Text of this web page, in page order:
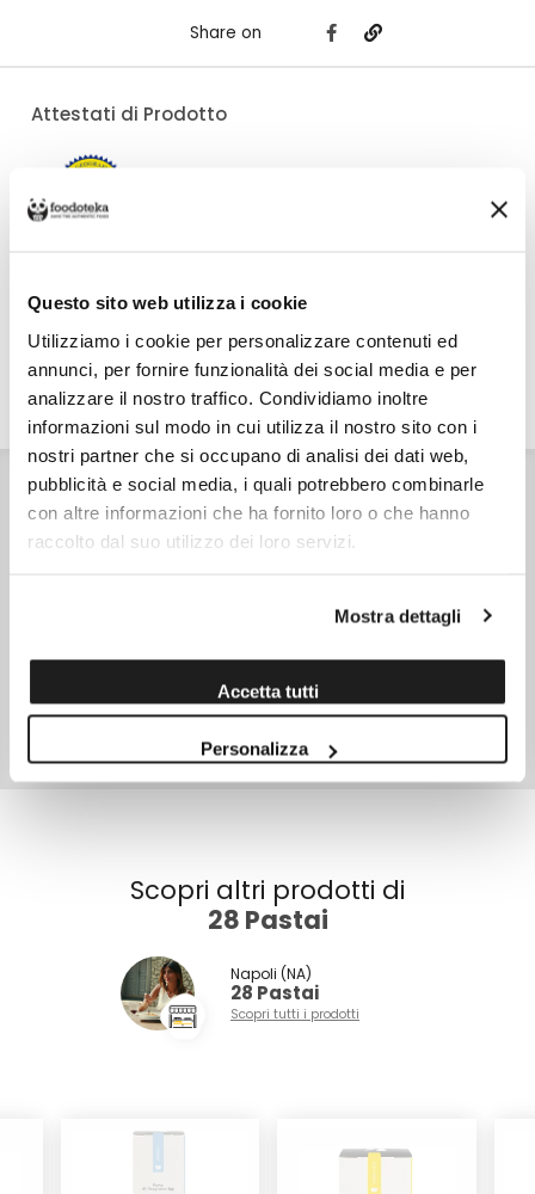
Questo sito web utilizza i cookie
Utilizziamo i cookie per personalizzare contenuti ed
annunci, per fornire funzionalità dei social media e per
analizzare il nostro traffico. Condividiamo inoltre
informazioni sul modo in cui utilizza il nostro sito con i
nostri partner che si occupano di analisi dei dati web,
pubblicità e social media, i quali potrebbero combinarle
con altre informazioni che ha fornito loro o che hanno
raccolto dal suo utilizzo dei loro servizi.
Mostra dettagli
Accetta tutti
Personalizza
Share on
Attestati di Prodotto
Per 28 Pastai è €6,00, gratuito da €50,00. Se continui ad acquistare, ciò
che spendi in più dopo gli €50,00 concorre a generare uno sconto sulle
spese di spedizione di altre botteghe.
INGREDIENTI
Semola di grano duro, acqua.
CONSERVAZIONE
Conservare in un luogo fresco e asciutto.
TIPO DI CONFEZIONE Scatola
PESO NETTO 500,0 gr
Scopri altri prodotti di
28 Pastai
Napoli (NA)
28 Pastai
Scopri tutti i prodotti